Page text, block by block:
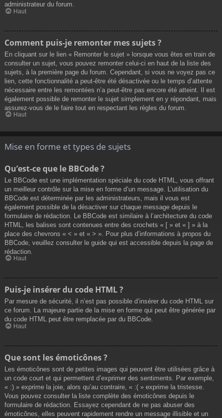
administrateur du forum.
Haut
Comment puis-je remonter mes sujets ?
En cliquant sur le lien « Remonter le sujet » lorsque vous êtes en train de
consulter un sujet, vous pouvez remonter celui-ci en haut de la liste des
sujets, à la première page du forum. Cependant, si vous ne voyez pas ce
lien, cette fonctionnalité a peut-être été désactivée ou le temps d’attente
nécessaire entre les remontées n’a peut-être pas encore été atteint. Il est
également possible de remonter le sujet simplement en y répondant, mais
assurez-vous de le faire tout en respectant les règles du forum.
Haut
Mise en forme et types de sujets
Qu’est-ce que le BBCode ?
Le BBCode est une implémentation spéciale du code HTML, vous offrant
un meilleur contrôle sur la mise en forme d’un message. L’utilisation du
BBCode est déterminée par les administrateurs, mais il vous est
également possible de la désactiver sur chaque message depuis le
formulaire de rédaction. Le BBCode est similaire à l’architecture du code
HTML, les balises sont contenues entre des crochets « [ » et « ] » à la
place des chevrons « < » et « > ». Pour plus d’informations à propos du
BBCode, veuillez consulter le guide qui est accessible depuis la page de
rédaction.
Haut
Puis-je insérer du code HTML ?
Par mesure de sécurité, il n’est pas possible d’insérer du code HTML sur
ce forum. La majeure partie de la mise en forme qui peut être générée par
du code HTML peut être remplacée par du BBCode.
Haut
Que sont les émoticônes ?
Les émoticônes sont de petites images qui peuvent être utilisées grâce à
un code court et qui permettent d’exprimer des sentiments. Par exemple,
« :) » exprime la joie, alors qu’au contraire, « :( » exprime la tristesse.
Vous pouvez consulter la liste complète des émoticônes depuis le
formulaire de rédaction. Essayez cependant de ne pas abuser des
émoticônes, elles peuvent rapidement rendre un message illisible et un